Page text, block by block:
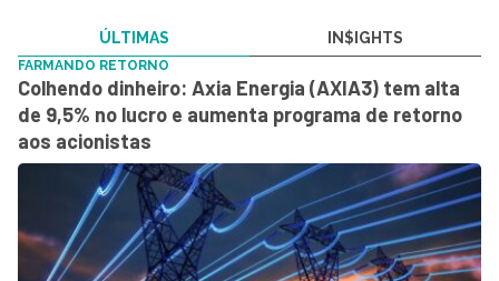
ÚLTIMAS IN$IGHTS
FARMANDO RETORNO
Colhendo dinheiro: Axia Energia (AXIA3) tem alta
de 9,5% no lucro e aumenta programa de retorno
aos acionistas